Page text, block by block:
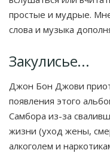
простые и мудрые. Мне
слова и музыка
Закулисье...
Джон Бон Джови
появления этого
Самбора из-за
жизни (уход жены,
алкоголем и